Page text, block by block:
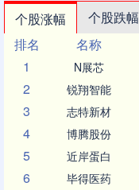
个股涨幅 个股跌幅
排名
名称
1
N展芯
2 锐翔智能
3 志特新材
4 博腾股份
5 近岸蛋白
6 毕得医药